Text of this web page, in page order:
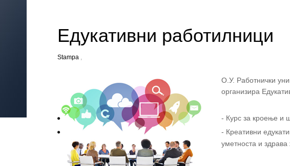
Едукативни работилници
Stampa ,
О.У. Работнички
организира
- Курс за кроење и
- Креативни
уметноста и здрава